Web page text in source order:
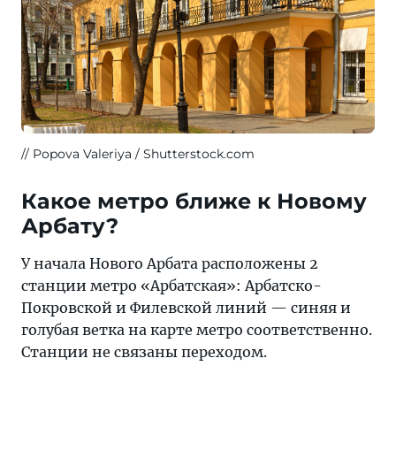
Popova Valeriya / Shutterstock.com
Какое метро ближе к Новому
Арбату?
У начала Нового Арбата расположены 2
станции метро «Арбатская»: Арбатско-
Покровской и Филевской линий — синяя и
голубая ветка на карте метро соответственно.
Станции не связаны переходом.